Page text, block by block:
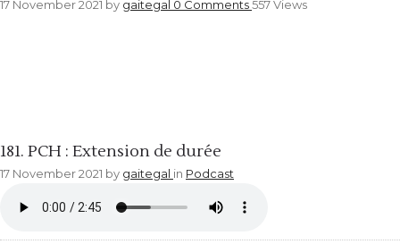
17 November 2021 by gaitegal 0 Comments557 Views
181. PCH : Extension de durée
17 November 2021 by gaitegal in Podcast